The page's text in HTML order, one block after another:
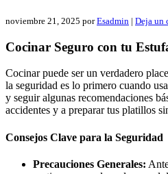
noviembre 21, 2025 porEsadmin | Deja un
Cocinar Seguro con tu
Cocinar puede ser un verdadero
la seguridad es lo primero cuando
y seguir algunas recomendaciones
accidentes y a preparar tus platillos
Consejos Clave para la Seguridad
Precauciones Generales: